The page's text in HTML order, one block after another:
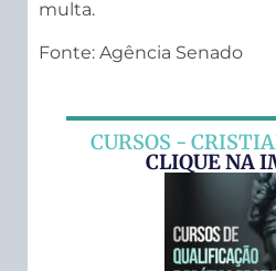
multa.
Fonte: Agência Senado
CURSOS -
CLIQUE NA